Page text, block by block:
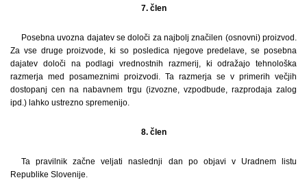
7. člen
Posebna uvozna dajatev se določi za najbolj značilen (osnovni) proizvod.
Za vse druge proizvode, ki so posledica njegove predelave, se posebna
dajatev določi na podlagi vrednostnih razmerij, ki odražajo tehnološka
razmerja med posameznimi proizvodi. Ta razmerja se v primerih večjih
dostopanj cen na nabavnem trgu (izvozne, vzpodbude, razprodaja zalog
ipd.) lahko ustrezno spremenijo.
8. člen
Ta pravilnik začne veljati naslednji dan po objavi v Uradnem listu
Republike Slovenije.